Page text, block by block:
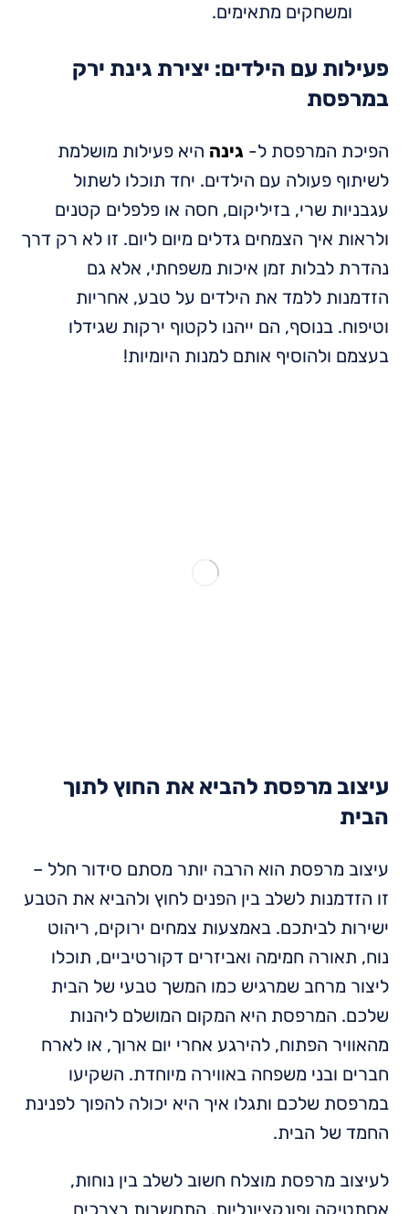
ומשחקים מתאימים.
פעילות עם הילדים: יצירת גינת ירק
במרפסת
הפיכת המרפסת ל- גינה היא פעילות מושלמת
לשיתוף פעולה עם הילדים. יחד תוכלו לשתול
עגבניות שרי, בזיליקום, חסה או פלפלים קטנים
ולראות איך הצמחים גדלים מיום ליום. זו לא רק דרך
נהדרת לבלות זמן איכות משפחתי, אלא גם
הזדמנות ללמד את הילדים על טבע, אחריות
וטיפוח. בנוסף, הם ייהנו לקטוף ירקות שגידלו
בעצמם ולהוסיף אותם למנות היומיות!
עיצוב מרפסת להביא את החוץ לתוך
הבית
עיצוב מרפסת הוא הרבה יותר מסתם סידור חלל –
זו הזדמנות לשלב בין הפנים לחוץ ולהביא את הטבע
ישירות לביתכם. באמצעות צמחים ירוקים, ריהוט
נוח, תאורה חמימה ואביזרים דקורטיביים, תוכלו
ליצור מרחב שמרגיש כמו המשך טבעי של הבית
שלכם. המרפסת היא המקום המושלם ליהנות
מהאוויר הפתוח, להירגע אחרי יום ארוך, או לארח
חברים ובני משפחה באווירה מיוחדת. השקיעו
במרפסת שלכם ותגלו איך היא יכולה להפוך לפנינת
החמד של הבית.
לעיצוב מרפסת מוצלח חשוב לשלב בין נוחות,